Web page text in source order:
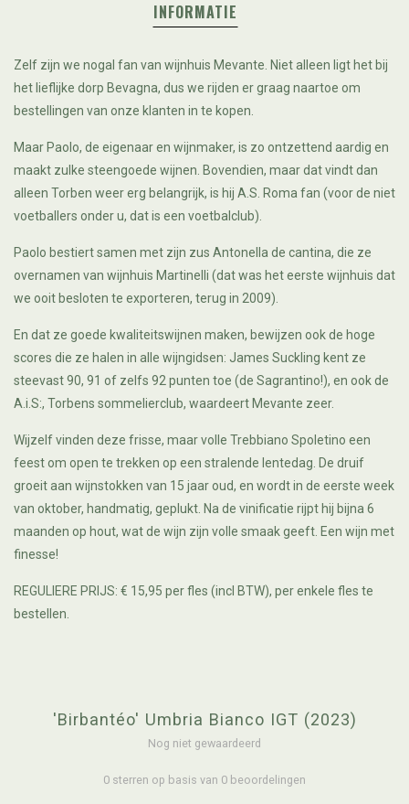
INFORMATIE
Zelf zijn we nogal fan van wijnhuis Mevante. Niet alleen ligt het bij
het lieflijke dorp Bevagna, dus we rijden er graag naartoe om
bestellingen van onze klanten in te kopen.
Maar Paolo, de eigenaar en wijnmaker, is zo ontzettend aardig en
maakt zulke steengoede wijnen. Bovendien, maar dat vindt dan
alleen Torben weer erg belangrijk, is hij A.S. Roma fan (voor de niet
voetballers onder u, dat is een voetbalclub).
Paolo bestiert samen met zijn zus Antonella de cantina, die ze
overnamen van wijnhuis Martinelli (dat was het eerste wijnhuis dat
we ooit besloten te exporteren, terug in 2009).
En dat ze goede kwaliteitswijnen maken, bewijzen ook de hoge
scores die ze halen in alle wijngidsen: James Suckling kent ze
steevast 90, 91 of zelfs 92 punten toe (de Sagrantino!), en ook de
A.i.S:, Torbens sommelierclub, waardeert Mevante zeer.
Wijzelf vinden deze frisse, maar volle Trebbiano Spoletino een
feest om open te trekken op een stralende lentedag. De druif
groeit aan wijnstokken van 15 jaar oud, en wordt in de eerste week
van oktober, handmatig, geplukt. Na de vinificatie rijpt hij bijna 6
maanden op hout, wat de wijn zijn volle smaak geeft. Een wijn met
finesse!
REGULIERE PRIJS: € 15,95 per fles (incl BTW), per enkele fles te
bestellen.
'Birbantéo' Umbria Bianco IGT (2023)
Nog niet gewaardeerd
0 sterren op basis van 0 beoordelingen